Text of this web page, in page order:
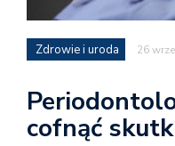
Zdrowie i uroda 26
cofnąć